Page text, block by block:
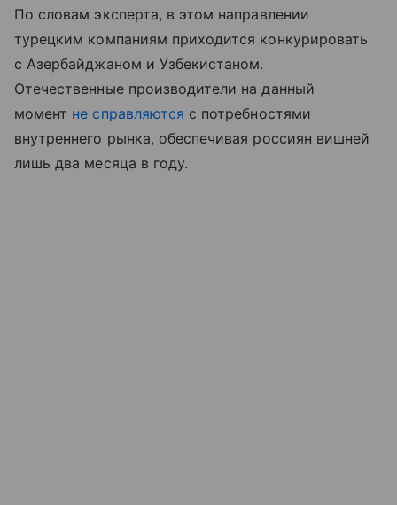
По словам эксперта, в этом направлении
турецким компаниям приходится конкурировать
с Азербайджаном и Узбекистаном.
Отечественные производители на данный
момент не справляются с потребностями
внутреннего рынка, обеспечивая россиян вишней
лишь два месяца в году.